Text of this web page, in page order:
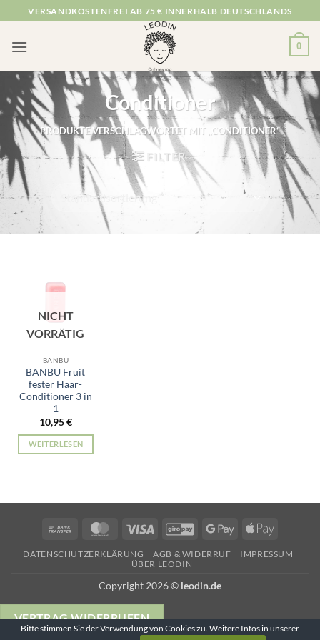
Inhalt
springen
VERSANDKOSTENFREI AB 75 € INNERHALB DEUTSCHLANDS
0
Conditioner
PRODUKTE VERSCHLAGWORTET MIT „CONDITIONER“
FILTER
NICHT
VORRÄTIG
BANBU
BANBU Fruit
fester Haar-
Conditioner 3 in
1
10,95€
WEITERLESEN
Bank
MasterCardVisa GiroPay Google
Apple
DATENSCHUTZERKLÄRUNG AGB & WIDERRUF
IMPRESSUM
ÜBER LEODIN
Copyright 2026 © leodin.de
VERTRAG WIDERRUFEN
Bitte stimmen Sie der Verwendung von Cookies zu. Weitere Infos in unserer